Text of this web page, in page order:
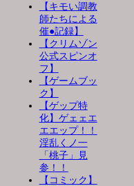
【キモい調教
師たちによる
催●記録】
【クリムゾン
公式スピンオ
フ】
【ゲームブッ
ク】
【ゲップ特
化】ゲェェエ
エエップ！！
淫乱くノ一
「桃子」見
参！！
【コミック】